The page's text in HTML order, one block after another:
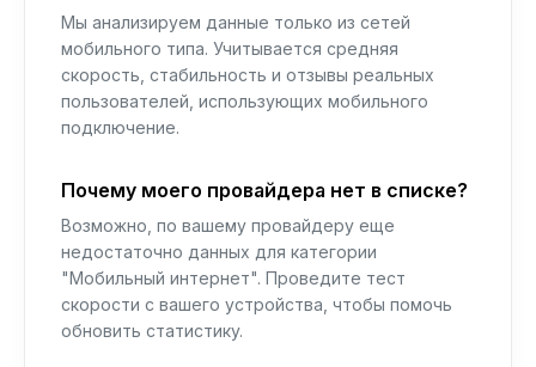
Мы анализируем данные только из сетей
мобильного типа. Учитывается средняя
скорость, стабильность и отзывы реальных
пользователей, использующих мобильного
подключение.
Почему моего провайдера нет в списке?
Возможно, по вашему провайдеру еще
недостаточно данных для категории
"Мобильный интернет". Проведите тест
скорости с вашего устройства, чтобы помочь
обновить статистику.